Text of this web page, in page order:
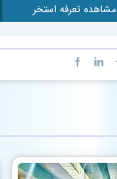
مشاهده تعرفه استخر